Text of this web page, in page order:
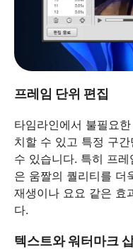
프레임 단위 편집
타임라인에서 불필요
치할 수 있고 특정 구
수 있습니다. 특히 프
은 움짤의 퀄리티를 더
재생이나 요요 같은 효
다.
텍스트와 워터마크